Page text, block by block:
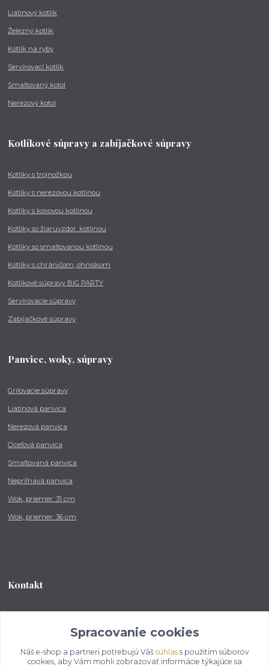
Liatinový kotlík
Železný kotlík
Kotlík na ryby
Servírovací kotlík
Smaltovaný kotol
Nerezový kotol
Kotlíkové súpravy a zabíjačkové súpravy
Kotlíky s trojnožkou
Kotlíky s nerezovou kotlinou
Kotlíky s kovovou kotlinou
Kotlíky so žiaruvzdor. kotlinou
Kotlíky so smaltovanou kotlinou
Kotlíky s chráničom, ohniskom
Kotlíkové súpravy BIG PARTY
Servírovacie súpravy
Zabíjačkové súpravy
Panvice, woky, súpravy
Grilovacie súpravy
Liatinová panvica
Nerezová panvica
Oceľová panvica
Smaltovaná panvica
Nepriľnavá panvica
Wok, priemer: 31 cm
Wok, priemer: 36 cm
Kontakt
od 8:00 - do 16:00 hod
info@kotlikovesupravy.sk
Spracovanie cookies
Náš e-shop a partneri potrebujú Váš súhlass použitím súborov
cookies, aby Vám mohli zobrazovať informácie týkajúce sa